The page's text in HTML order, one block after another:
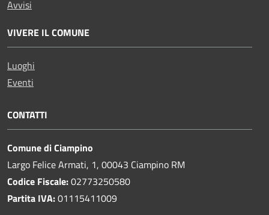
Avvisi
VIVERE IL COMUNE
Luoghi
Eventi
CONTATTI
Comune di Ciampino
Largo Felice Armati, 1, 00043 Ciampino RM
Codice Fiscale:02773250580
Partita IVA:01115411009